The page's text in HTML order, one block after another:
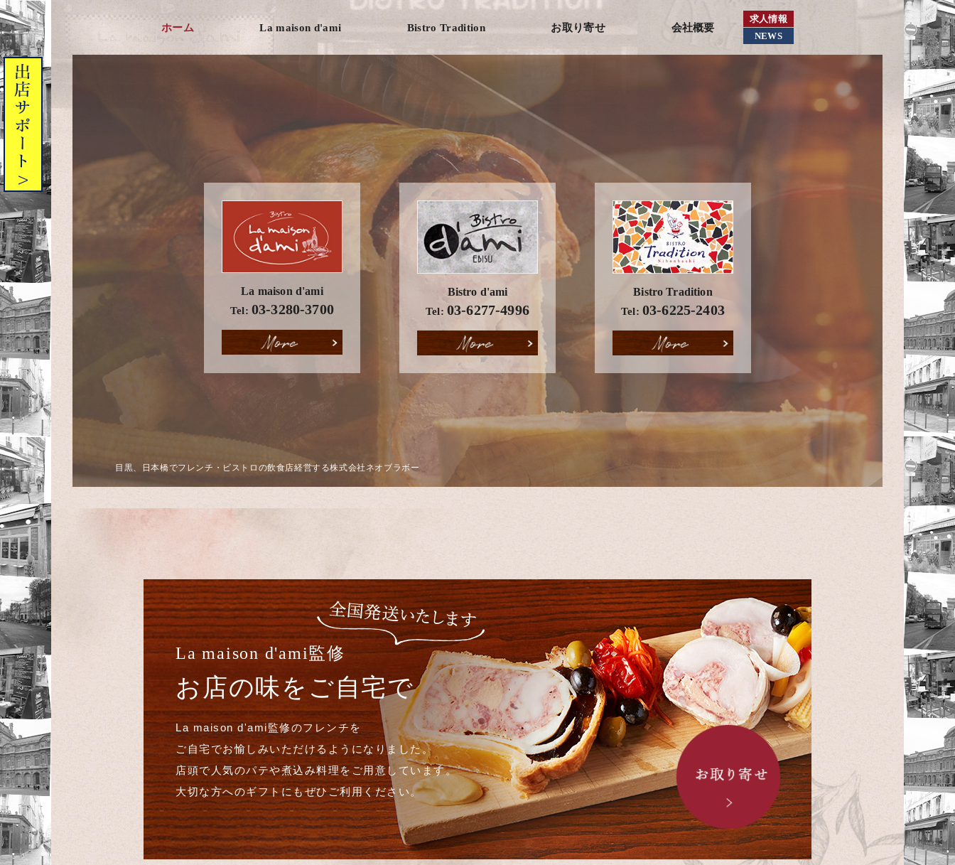
ホーム La maison d'ami Bistro Tradition お取り寄せ 会社概要
求人情報
NEWS
目黒、日本橋でフレンチ・ビストロの飲食店経営する株式会社ネオブラボー
La maison d'ami
Tel: 03-3280-3700
Bistro d'ami
Tel: 03-6277-4996
Bistro Tradition
Tel: 03-6225-2403
La maison d'ami監修
お店の味をご自宅で
La maison d'ami監修のフレンチを
ご自宅でお愉しみいただけるようになりました。
店頭で人気のパテや煮込み料理をご用意しています。
大切な方へのギフトにもぜひご利用ください。